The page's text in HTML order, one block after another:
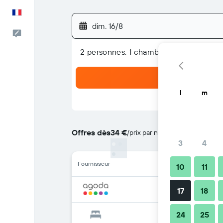
Commentaires
dim. 16/8
2 personnes, 1 chambre
Offres dès34 €/prix par nuit le moins cher
Fournisseur
l m
3 4
10 11
17 18
24 25